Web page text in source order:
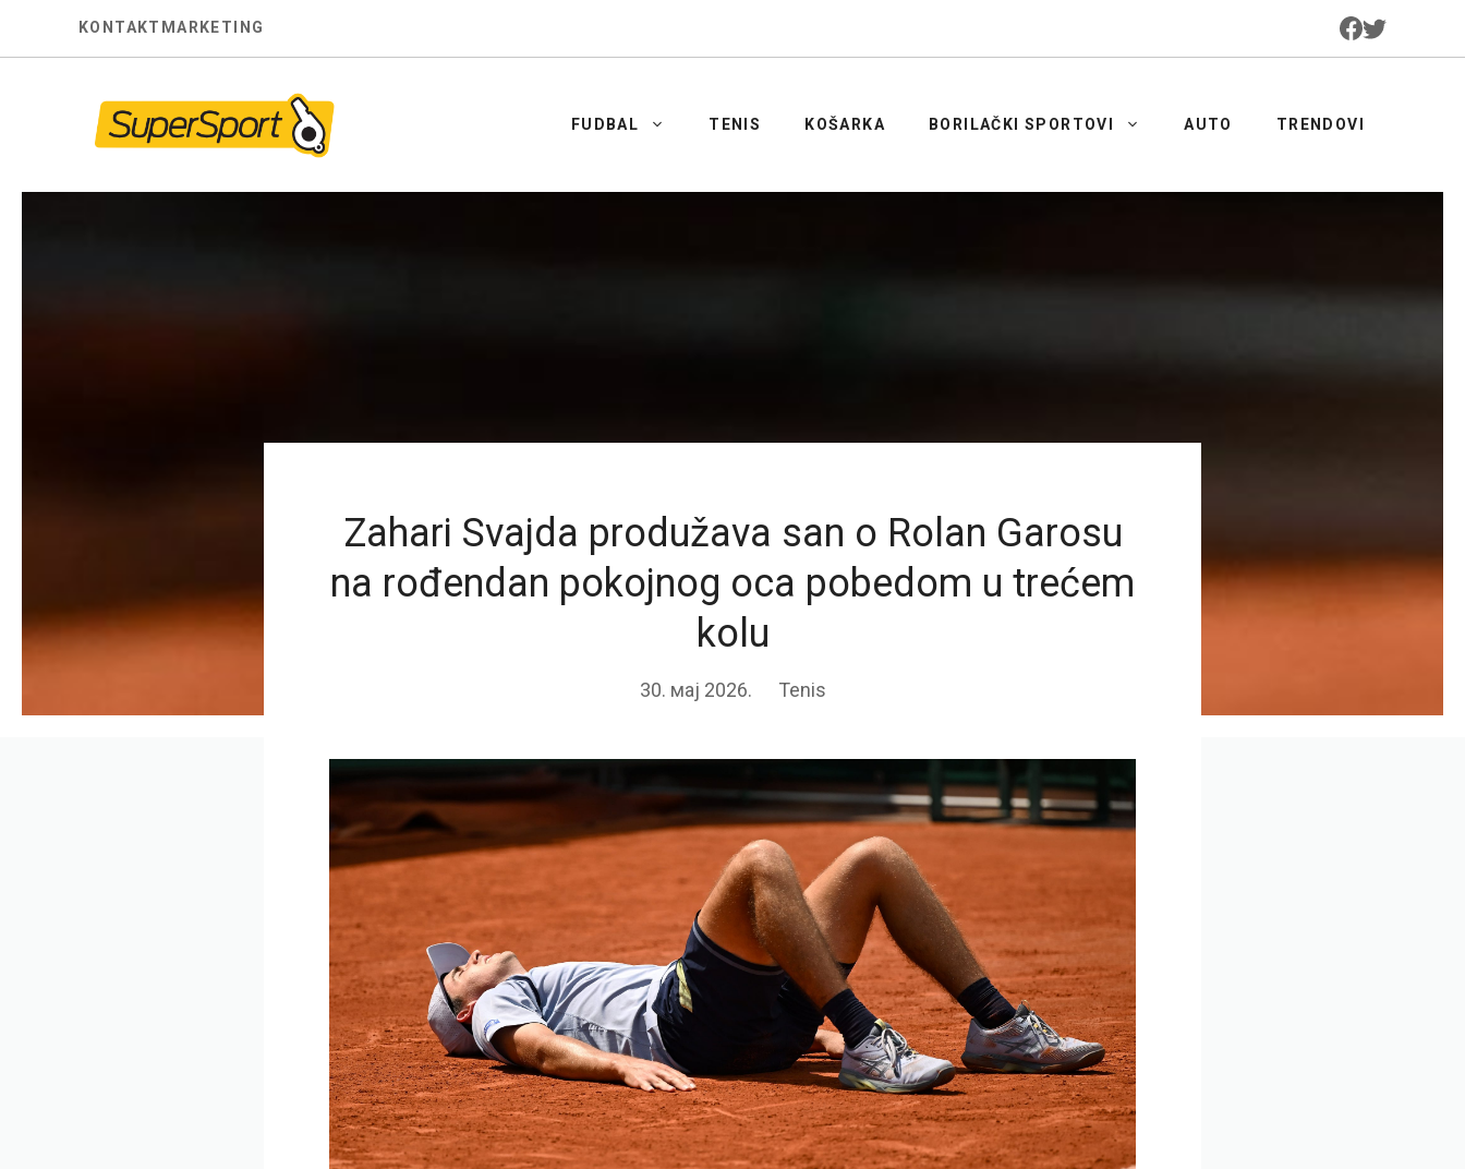
KONTAKT MARKETING
FUDBAL TENIS KOŠARKA BORILAČKI SPORTOVI AUTO TRENDOVI
Zahari Svajda produžava san o Rolan Garosu
na rođendan pokojnog oca pobedom u trećem
kolu
30. мај 2026. Tenis